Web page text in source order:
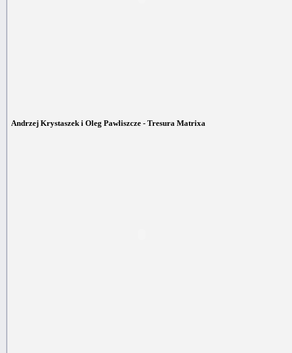
Andrzej Krystaszek i Oleg Pawliszcze - Tresura Matrixa